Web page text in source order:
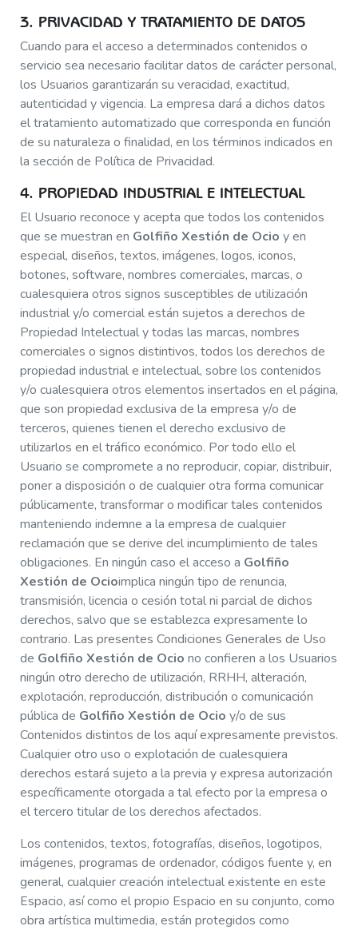
3. PRIVACIDAD Y TRATAMIENTO DE DATOS
Cuando para el acceso a determinados contenidos o
servicio sea necesario facilitar datos de carácter personal,
los Usuarios garantizarán su veracidad, exactitud,
autenticidad y vigencia. La empresa dará a dichos datos
el tratamiento automatizado que corresponda en función
de su naturaleza o finalidad, en los términos indicados en
la sección de Política de Privacidad.
4. PROPIEDAD INDUSTRIAL E INTELECTUAL
El Usuario reconoce y acepta que todos los contenidos
que se muestran en Golfiño Xestión de Ocio y en
especial, diseños, textos, imágenes, logos, iconos,
botones, software, nombres comerciales, marcas, o
cualesquiera otros signos susceptibles de utilización
industrial y/o comercial están sujetos a derechos de
Propiedad Intelectual y todas las marcas, nombres
comerciales o signos distintivos, todos los derechos de
propiedad industrial e intelectual, sobre los contenidos
y/o cualesquiera otros elementos insertados en el página,
que son propiedad exclusiva de la empresa y/o de
terceros, quienes tienen el derecho exclusivo de
utilizarlos en el tráfico económico. Por todo ello el
Usuario se compromete a no reproducir, copiar, distribuir,
poner a disposición o de cualquier otra forma comunicar
públicamente, transformar o modificar tales contenidos
manteniendo indemne a la empresa de cualquier
reclamación que se derive del incumplimiento de tales
obligaciones. En ningún caso el acceso a Golfiño
Xestión de Ocioimplica ningún tipo de renuncia,
transmisión, licencia o cesión total ni parcial de dichos
derechos, salvo que se establezca expresamente lo
contrario. Las presentes Condiciones Generales de Uso
de Golfiño Xestión de Ocio no confieren a los Usuarios
ningún otro derecho de utilización, RRHH, alteración,
explotación, reproducción, distribución o comunicación
pública de Golfiño Xestión de Ocio y/o de sus
Contenidos distintos de los aquí expresamente previstos.
Cualquier otro uso o explotación de cualesquiera
derechos estará sujeto a la previa y expresa autorización
específicamente otorgada a tal efecto por la empresa o
el tercero titular de los derechos afectados.
Los contenidos, textos, fotografías, diseños, logotipos,
imágenes, programas de ordenador, códigos fuente y, en
general, cualquier creación intelectual existente en este
Espacio, así como el propio Espacio en su conjunto, como
obra artística multimedia, están protegidos como